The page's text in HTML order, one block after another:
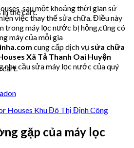
the cart.
cart.
,sau một khoảng thời gian sử
việc thay thế sửa chữa. Điều này
trong máy lọc nước bị hỏng,cũng có
máy của mỗi gia
cung cấp dịch vụ sửa chữa
Xã Tả Thanh Oai Huyện
nhu cầu sửa máy lọc nước của quý
Houses Khu Đô Thị Định Công
gặp của máy lọc